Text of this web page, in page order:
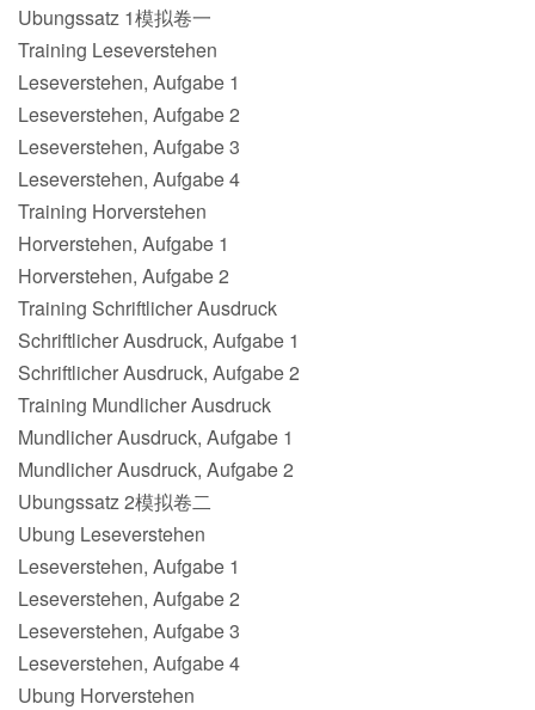
Ubungssatz 1模拟卷一
Training Leseverstehen
Leseverstehen, Aufgabe 1
Leseverstehen, Aufgabe 2
Leseverstehen, Aufgabe 3
Leseverstehen, Aufgabe 4
Training Horverstehen
Horverstehen, Aufgabe 1
Horverstehen, Aufgabe 2
Training Schriftlicher Ausdruck
Schriftlicher Ausdruck, Aufgabe 1
Schriftlicher Ausdruck, Aufgabe 2
Training Mundlicher Ausdruck
Mundlicher Ausdruck, Aufgabe 1
Mundlicher Ausdruck, Aufgabe 2
Ubungssatz 2模拟卷二
Ubung Leseverstehen
Leseverstehen, Aufgabe 1
Leseverstehen, Aufgabe 2
Leseverstehen, Aufgabe 3
Leseverstehen, Aufgabe 4
Ubung Horverstehen